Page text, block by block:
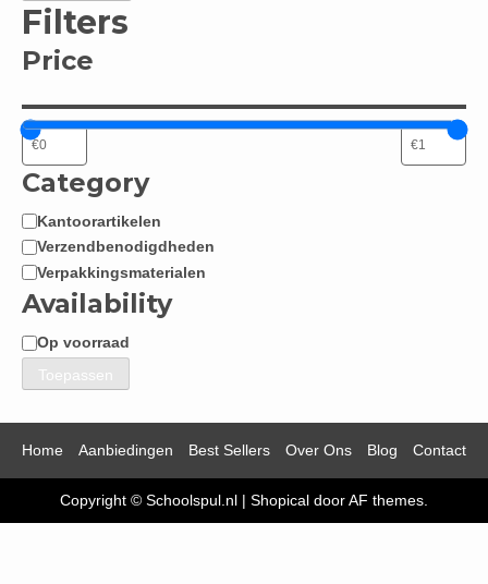
Filters
Price
Category
Categorie
Kantoorartikelen
Verzendbenodigdheden
Verpakkingsmaterialen
Availability
Beschikbaarheid
Op voorraad
Toepassen
Home Aanbiedingen Best Sellers Over Ons Blog Contact
Copyright © Schoolspul.nl | Shopical door AF themes.